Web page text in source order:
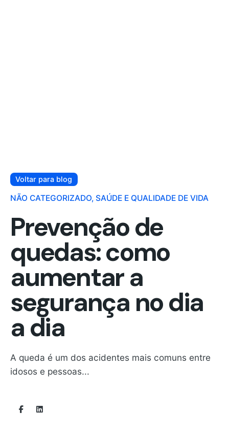
Voltar para blog
NÃO CATEGORIZADO SAÚDE E QUALIDADE DE VIDA
Prevenção de
quedas: como
aumentar a
segurança no dia
a dia
A queda é um dos acidentes mais comuns entre
idosos e pessoas...